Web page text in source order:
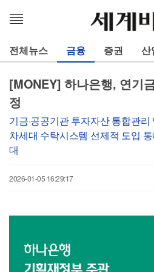
메
열
기
전체뉴스 금융 증권 산
[MONEY] 하나은행, 연기
정
기금·공공기관 투자자산 통합관리
차세대 수탁시스템 선제적 도입
대
2026-01-05 16:29:17